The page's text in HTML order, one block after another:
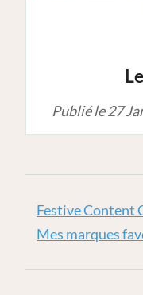
Publié le27
Festive Content
Mes marques